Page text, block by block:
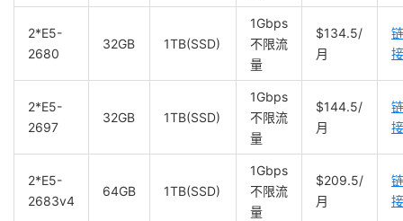
2*E5-
2680
32GB 1TB(SSD)
1Gbps
不限流
量
$134.5/
月
链
接
2*E5-
2697
32GB 1TB(SSD)
1Gbps
不限流
量
$144.5/
月
链
接
2*E5-
2683v4
64GB 1TB(SSD)
1Gbps
不限流
量
$209.5/
月
链
接